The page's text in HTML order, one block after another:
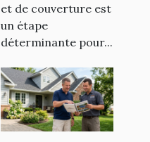
et de couverture est
un étape
déterminante pour...